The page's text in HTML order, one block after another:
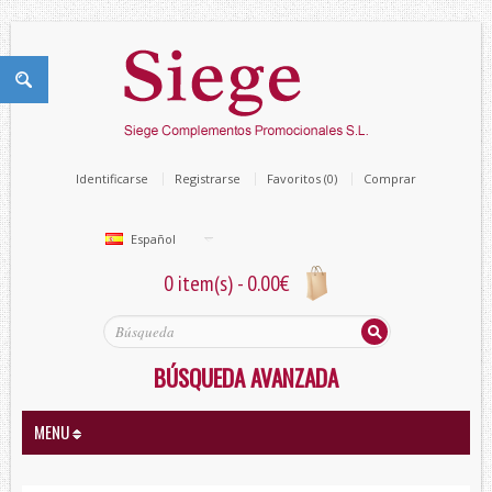
Español
Identificarse Registrarse Favoritos (0) Comprar
0 item(s) - 0.00€
BÚSQUEDA AVANZADA
MENU